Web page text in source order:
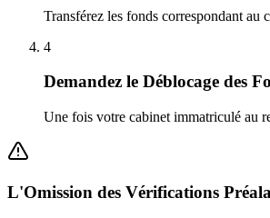
Transférez les fonds correspondant au
4
Demandez le Déblocage des
Une fois votre cabinet immatriculé au
L'Omission des Vérifications